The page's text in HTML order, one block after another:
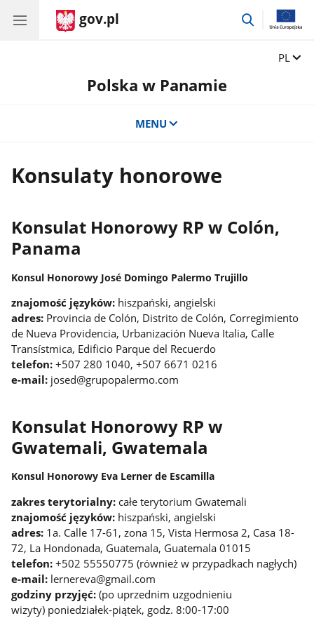
gov.pl
przejdź
Zmień
PL
Polska w Panamie
MENU
Konsulaty honorowe
Konsulat Honorowy RP w Colón,
Panama
Konsul Honorowy José Domingo Palermo Trujillo
znajomość języków: hiszpański, angielski
adres: Provincia de Colón, Distrito de Colón, Corregimiento
de Nueva Providencia, Urbanización Nueva Italia, Calle
Transístmica, Edificio Parque del Recuerdo
telefon: +507 280 1040, +507 6671 0216
e-mail: josed@grupopalermo.com
Konsulat Honorowy RP w
Gwatemali, Gwatemala
Konsul Honorowy Eva Lerner de Escamilla
zakres terytorialny: całe terytorium Gwatemali
znajomość języków: hiszpański, angielski
adres: 1a. Calle 17-61, zona 15, Vista Hermosa 2, Casa 18-
72, La Hondonada, Guatemala, Guatemala 01015
telefon: +502 55550775 (również w przypadkach nagłych)
e-mail: lernereva@gmail.com
godziny przyjęć:(po uprzednim uzgodnieniu
wizyty) poniedziałek-piątek, godz. 8:00-17:00